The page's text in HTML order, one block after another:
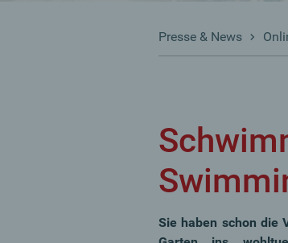
Presse & News
Sie haben schon die